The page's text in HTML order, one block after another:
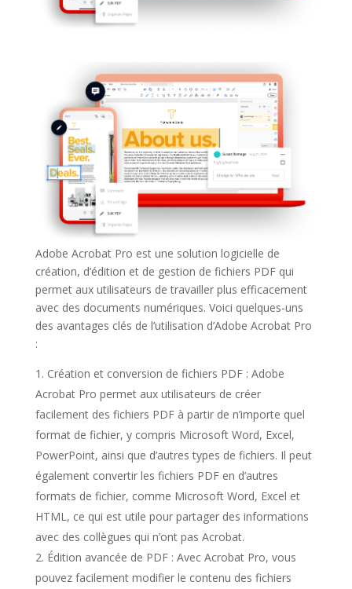
Adobe Acrobat Pro est une solution logicielle de
création, d’édition et de gestion de fichiers PDF qui
permet aux utilisateurs de travailler plus efficacement
avec des documents numériques. Voici quelques-uns
des avantages clés de l’utilisation d’Adobe Acrobat Pro
:
Création et conversion de fichiers PDF : Adobe
Acrobat Pro permet aux utilisateurs de créer
facilement des fichiers PDF à partir de n’importe quel
format de fichier, y compris Microsoft Word, Excel,
PowerPoint, ainsi que d’autres types de fichiers. Il peut
également convertir les fichiers PDF en d’autres
formats de fichier, comme Microsoft Word, Excel et
HTML, ce qui est utile pour partager des informations
avec des collègues qui n’ont pas Acrobat.
Édition avancée de PDF : Avec Acrobat Pro, vous
pouvez facilement modifier le contenu des fichiers